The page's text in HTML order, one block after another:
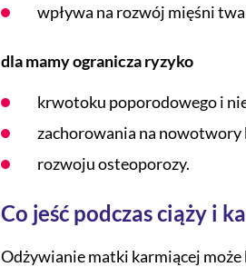
wpływa na rozwój mięśni
dla mamy ogranicza ryzyko
krwotoku poporodowego i
zachorowania na nowotwory
rozwoju osteoporozy.
Co jeść podczas ciąży i
Odżywianie matki karmiącej może